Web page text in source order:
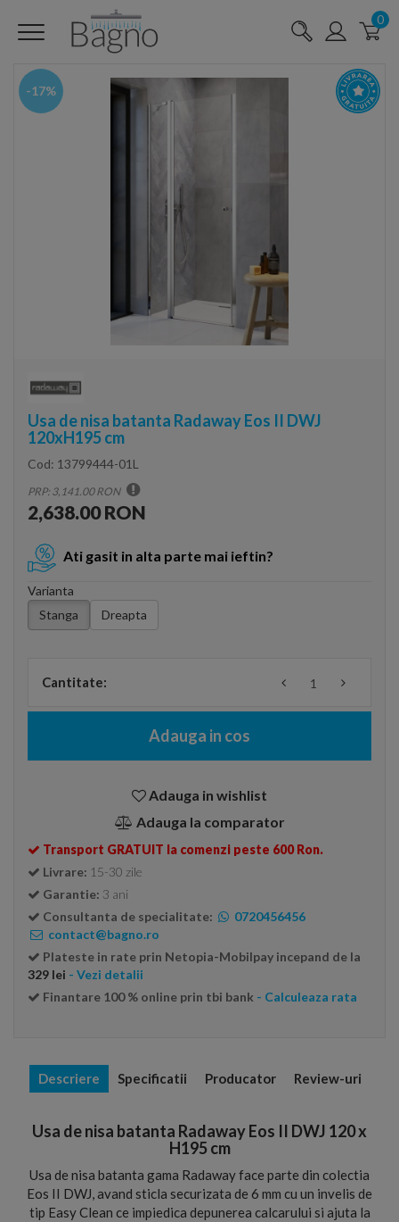
0
-17%
Usa de nisa batanta Radaway Eos II DWJ
120xH195 cm
Cod: 13799444-01L
PRP: 3,141.00 RON
2,638.00 RON
Ati gasit in alta parte mai ieftin?
Varianta
Stanga
Dreapta
Cantitate:
Adauga in cos
Adauga in wishlist
Adauga la comparator
Transport GRATUIT la comenzi peste 600 Ron.
Livrare: 15-30 zile
Garantie: 3 ani
Consultanta de specialitate:
0720456456
contact@bagno.ro
Plateste in rate prin Netopia-Mobilpay incepand de la
329 lei - Vezi detalii
Finantare 100 % online prin tbi bank - Calculeaza rata
Descriere Specificatii Producator Review-uri
Usa de nisa batanta Radaway Eos II DWJ 120 x
H195 cm
Usa de nisa batanta gama Radaway face parte din colectia
Eos II DWJ, avand sticla securizata de 6 mm cu un invelis de
tip Easy Clean ce impiedica depunerea calcarului si ajuta la